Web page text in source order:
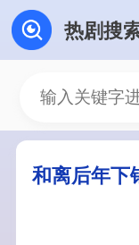
热剧搜
和离后年下